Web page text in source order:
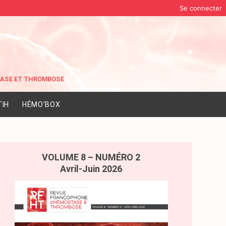
Se connecter
HÉMO’BOX
VOLUME 8 – NUMÉRO 2
Avril-Juin 2026